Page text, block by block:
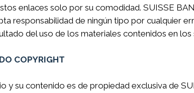
enlaces solo por su comodidad. SUISSE
responsabilidad de ningún tipo por cualquier
del uso de los materiales contenidos en los
COPYRIGHT
y su contenido es de propiedad exclusiva de